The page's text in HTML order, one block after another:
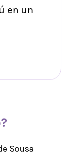
en un
?
Sousa